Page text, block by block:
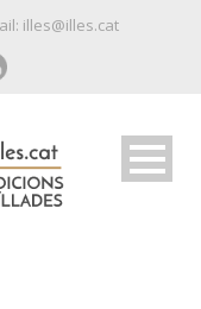
illes@illes.cat